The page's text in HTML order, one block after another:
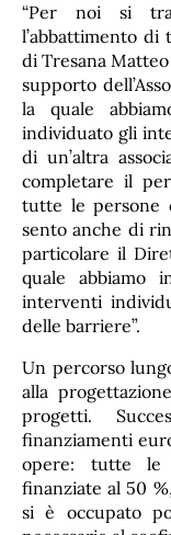
“Per noi si
l’abbattimento
di Tresana
supporto
la quale
individuato gli
di un’altra
completare il
tutte le persone
sento anche di
particolare il
quale abbiamo
interventi
delle barriere”.
Un percorso
alla
progetti.
finanziamenti
opere: tutte le
finanziate al 50
si è occupato